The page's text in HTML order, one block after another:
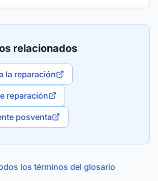
relacionados
la reparación
reparación
posventa
los términos del glosario